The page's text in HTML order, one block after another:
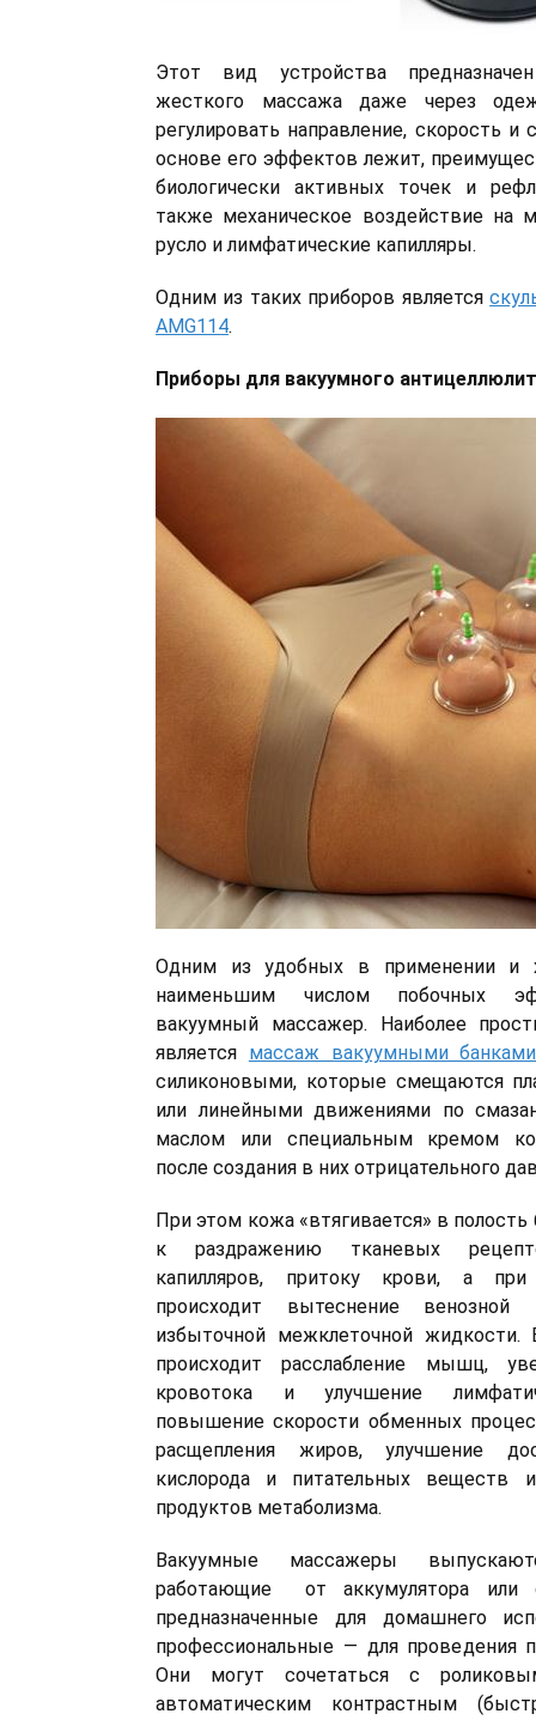
Этот вид устройства
жесткого массажа даже через
регулировать направление, скорость и
основе его эффектов лежит,
биологически активных точек и
также механическое воздействие на
русло и лимфатические капилляры.
Одним из таких приборов является
AMG114.
Приборы для вакуумного
Одним из удобных в применении и
наименьшим числом побочных
вакуумный массажер. Наиболее
является массаж вакуумными банками
силиконовыми, которые смещаются
или линейными движениями по
маслом или специальным кремом
после создания в них отрицательного
При этом кожа «втягивается» в полость
к раздражению тканевых
капилляров, притоку крови, а
происходит вытеснение
избыточной межклеточной жидкости.
происходит расслабление мышц,
кровотока и улучшение
повышение скорости обменных
расщепления жиров, улучшение
кислорода и питательных веществ
продуктов метаболизма.
Вакуумные массажеры
работающие от аккумулятора или
предназначенные для домашнего
профессиональные — для проведения
Они могут сочетаться с
автоматическим контрастным